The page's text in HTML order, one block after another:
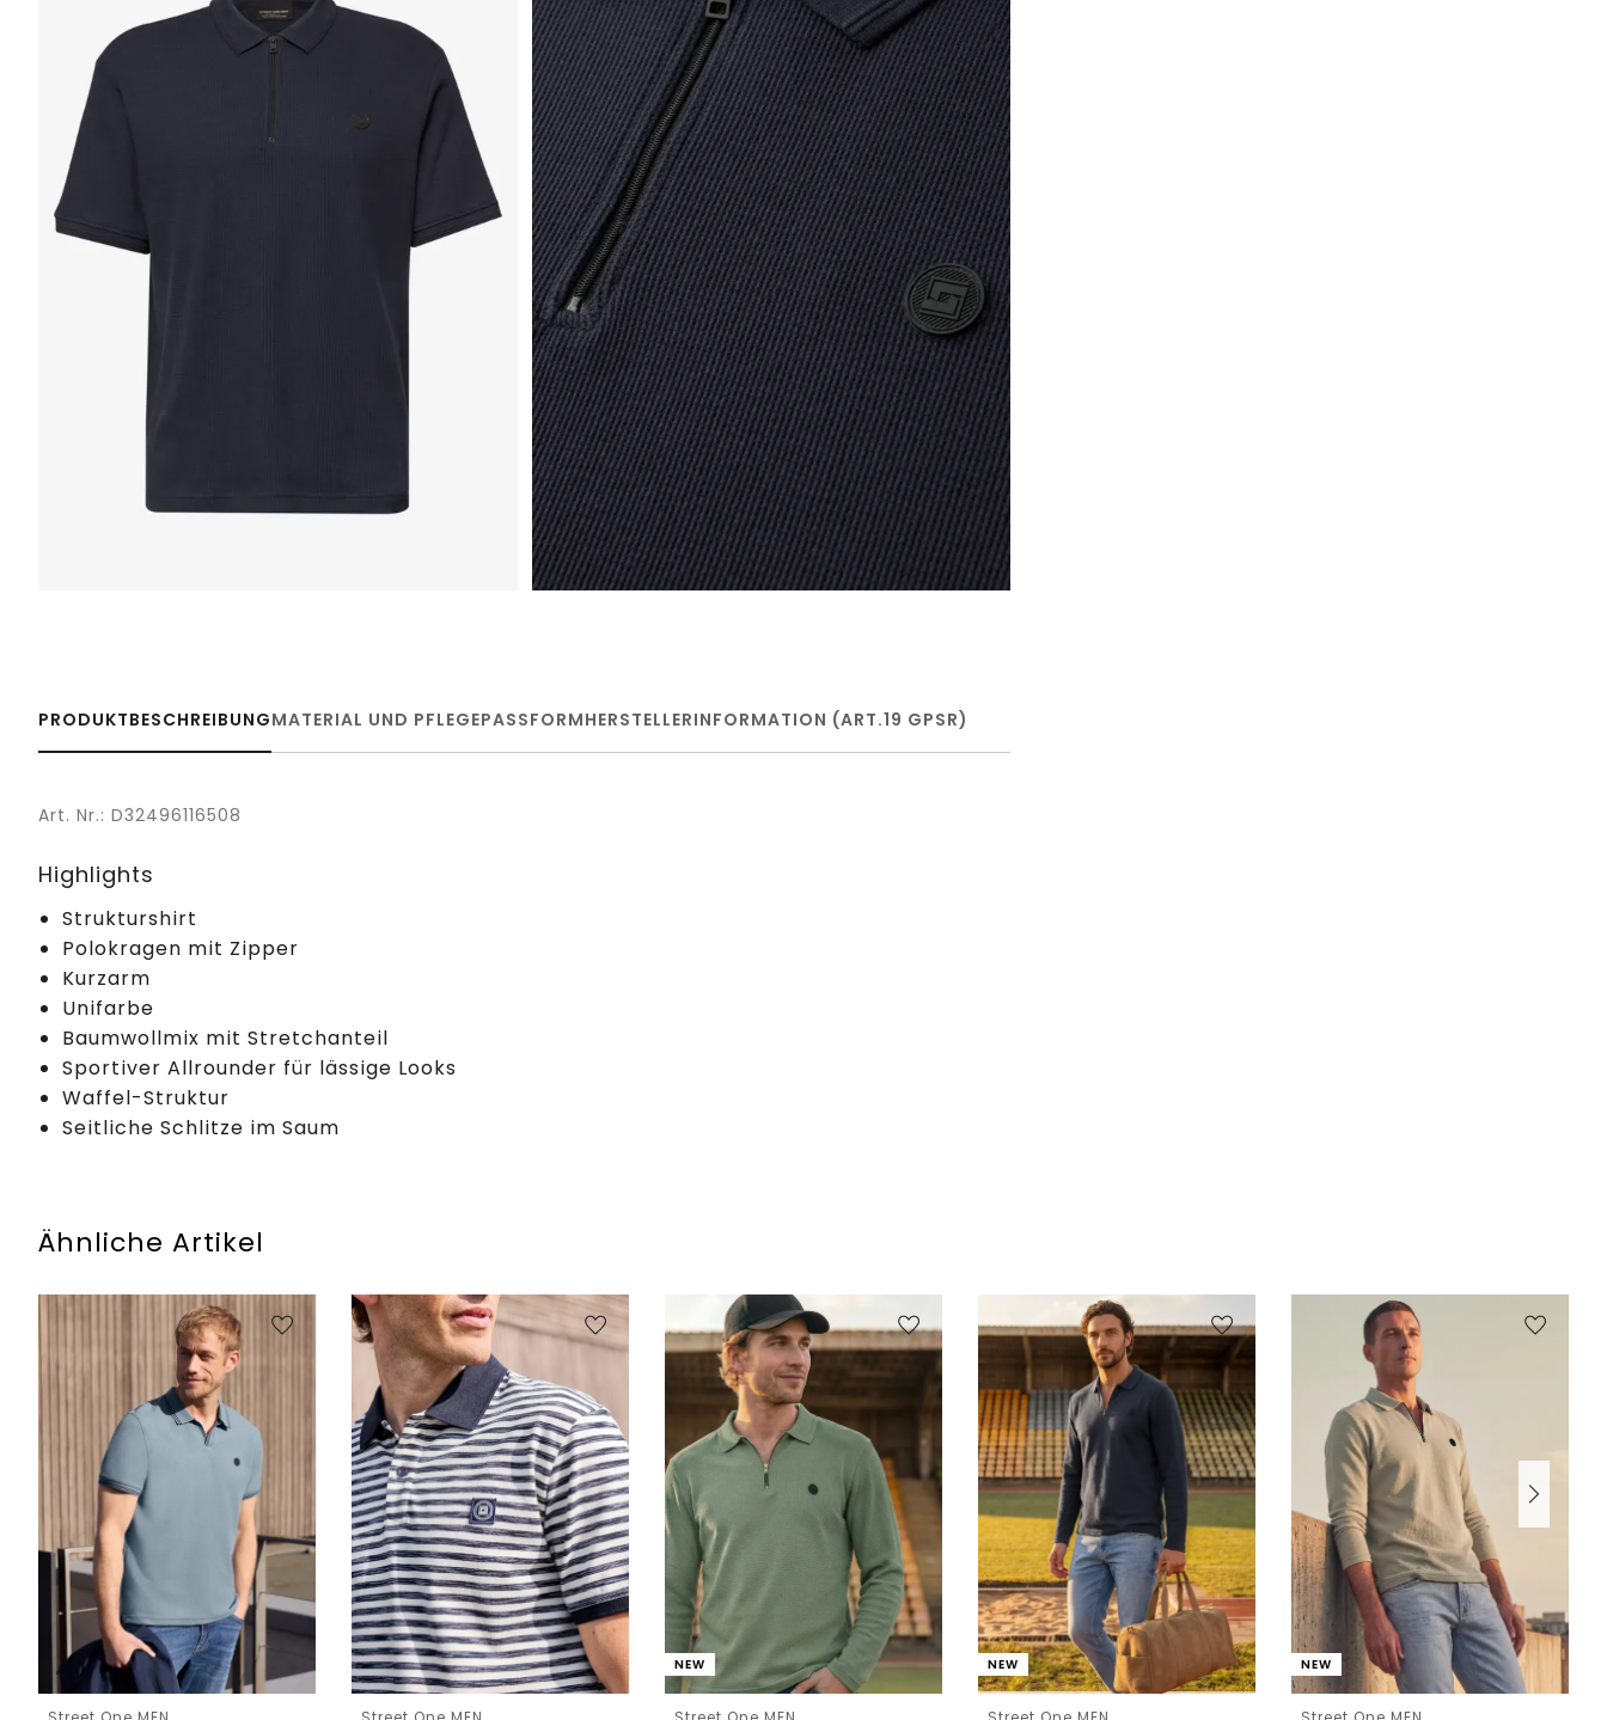
PRODUKTBESCHREIBUNGMATERIAL UND PFLEGEPASSFORMHERSTELLERINFORMATION (ART.19 GPSR)
Art. Nr.: D32496116508
Highlights
Strukturshirt
Polokragen mit Zipper
Kurzarm
Unifarbe
Baumwollmix mit Stretchanteil
Sportiver Allrounder für lässige Looks
Waffel-Struktur
Seitliche Schlitze im Saum
Ähnliche Artikel
NEW NEW NEW